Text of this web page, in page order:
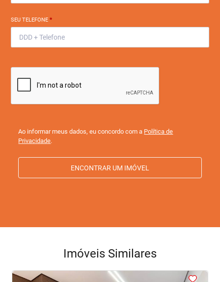
SEU TELEFONE*
Ao informar meus dados, eu concordo com a Política de
Privacidade.
ENCONTRAR UM IMÓVEL
Imóveis Similares
<<< <